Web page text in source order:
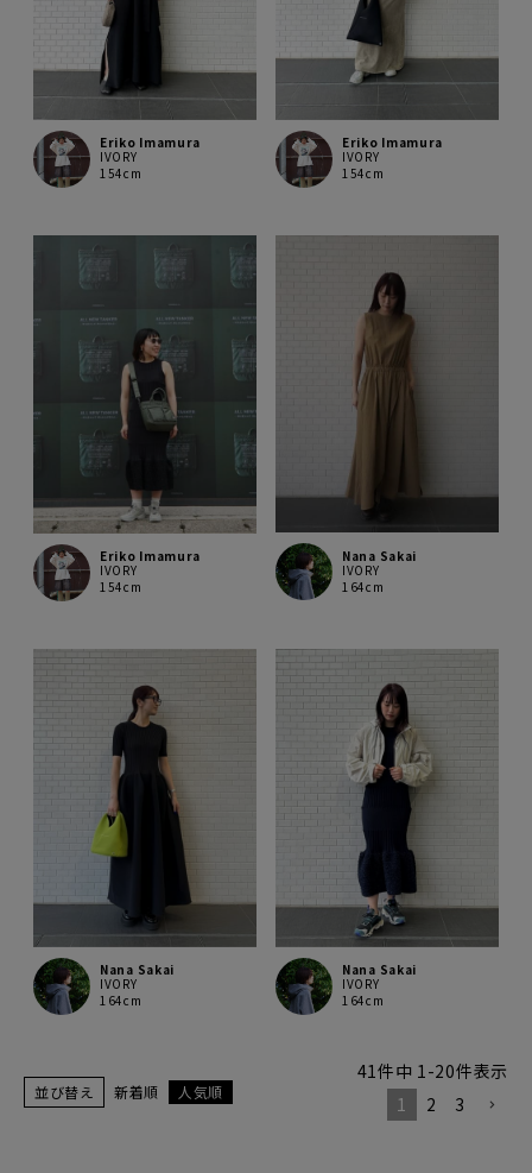
Eriko Imamura
IVORY
154cm
Eriko Imamura
IVORY
154cm
Eriko Imamura
IVORY
154cm
Nana Sakai
IVORY
164cm
Nana Sakai
IVORY
164cm
Nana Sakai
IVORY
164cm
並び替え 新着順 人気順
41 件中 1 -20件表示
1
2 3